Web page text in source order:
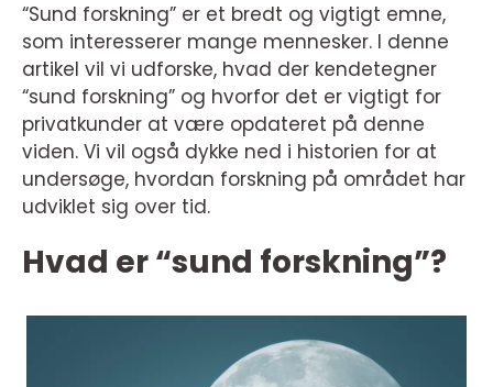
“Sund forskning” er et bredt og vigtigt emne,
som interesserer mange mennesker. I denne
artikel vil vi udforske, hvad der kendetegner
“sund forskning” og hvorfor det er vigtigt for
privatkunder at være opdateret på denne
viden. Vi vil også dykke ned i historien for at
undersøge, hvordan forskning på området har
udviklet sig over tid.
Hvad er “sund forskning”?